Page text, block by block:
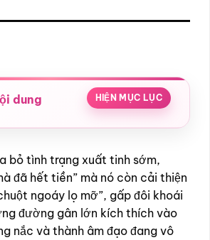
dung HIỆN MỤC LỤC
bỏ tình trạng xuất tinh sớm,
đã hết tiền” mà nó còn cải thiện
ngoáy lọ mỡ”, gấp đôi khoái
đường gân lớn kích thích vào
nắc và thành âm đạo đang vô